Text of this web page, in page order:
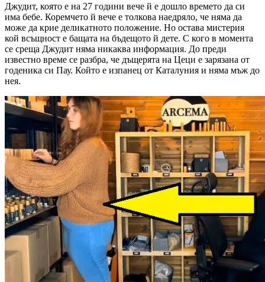
Джудит, която е на 27 години вече й е дошло времето да си
има бебе. Коремчето й вече е толкова наедряло, че няма да
може да крие деликатното положение. Но остава мистерия
кой всъщност е бащата на бъдещото й дете. С кого в момента
се среща Джудит няма никаква информация. До преди
известно време се разбра, че дъщерята на Цеци е зарязана от
годеника си Пау. Който е изпанец от Каталуния и няма мъж до
нея.